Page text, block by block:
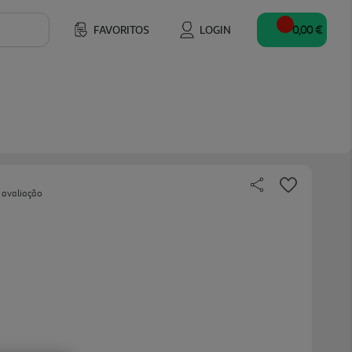
FAVORITOS LOGIN 0,00 €
avaliação